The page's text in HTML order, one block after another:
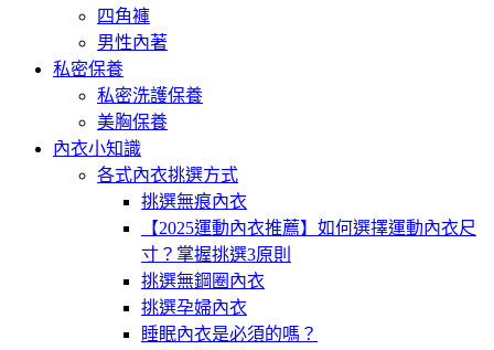
四角褲
男性內著
私密保養
私密洗護保養
美胸保養
內衣小知識
各式內衣挑選方式
挑選無痕內衣
【2025運動內衣推薦】如何選擇運動內衣尺
寸？掌握挑選3原則
挑選無鋼圈內衣
挑選孕婦內衣
睡眠內衣是必須的嗎？